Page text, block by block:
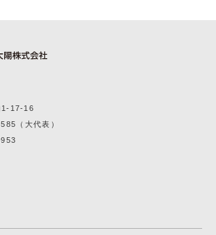
1-17-16
（大代表）